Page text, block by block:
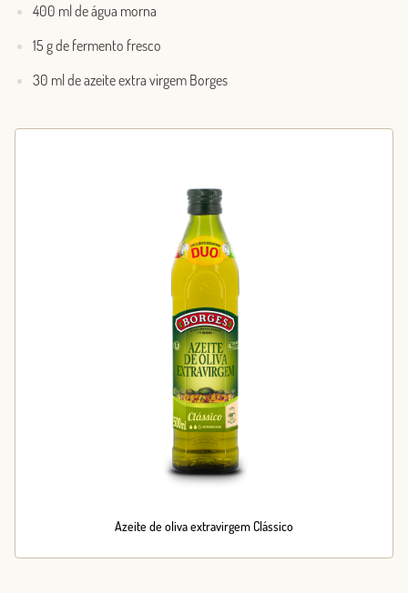
400 ml de água morna
15 g de fermento fresco
30 ml de azeite extra virgem Borges
Azeite de oliva extravirgem Clássico